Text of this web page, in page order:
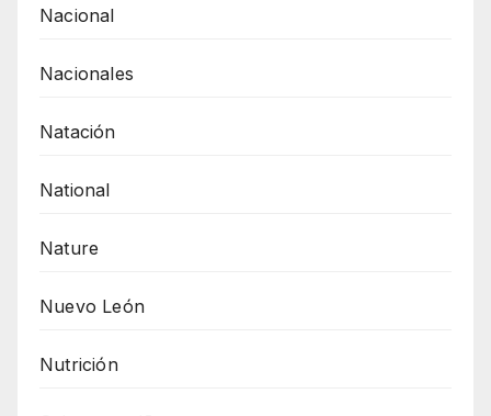
Nacional
Nacionales
Natación
National
Nature
Nuevo León
Nutrición